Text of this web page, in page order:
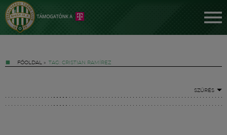
FŐOLDAL » TAG: CRISTIAN RAMÍREZ
SZŰRÉS